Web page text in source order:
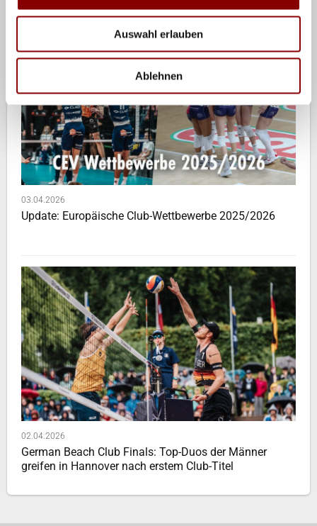
Auswahl erlauben
Ablehnen
03.04.2026
Update: Europäische Club-Wettbewerbe 2025/2026
02.04.2026
German Beach Club Finals: Top-Duos der Männer
greifen in Hannover nach erstem Club-Titel